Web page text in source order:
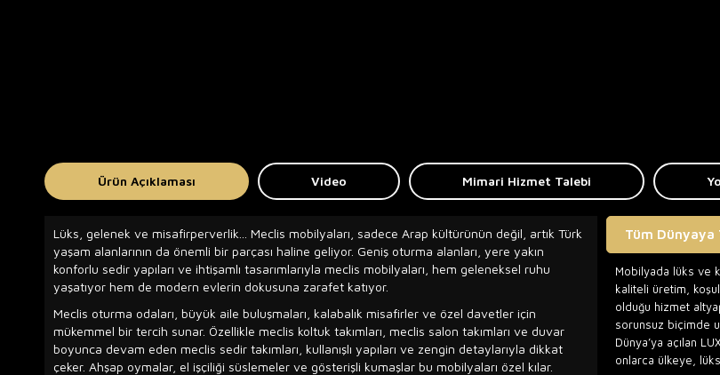
Ürün Açıklaması Video Mimari Hizmet Talebi
Lüks, gelenek ve misafirperverlik... Meclis mobilyaları, sadece Arap kültürünün değil, artık Türk
yaşam alanlarının da önemli bir parçası haline geliyor. Geniş oturma alanları, yere yakın
konforlu sedir yapıları ve ihtişamlı tasarımlarıyla meclis mobilyaları, hem geleneksel ruhu
yaşatıyor hem de modern evlerin dokusuna zarafet katıyor.
Meclis oturma odaları, büyük aile buluşmaları, kalabalık misafirler ve özel davetler için
mükemmel bir tercih sunar. Özellikle meclis koltuk takımları, meclis salon takımları ve duvar
boyunca devam eden meclis sedir takımları, kullanışlı yapıları ve zengin detaylarıyla dikkat
çeker. Ahşap oymalar, el işçiliği süslemeler ve gösterişli kumaşlar bu mobilyaları özel kılar.
Tüm Dünyaya
Mobilyada lüks ve
kaliteli üretim,
olduğu hizmet
sorunsuz biçimde
Dünya’ya açılan
onlarca ülkeye,